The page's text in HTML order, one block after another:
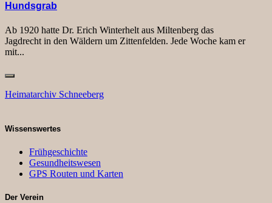
Hundsgrab
Ab 1920 hatte Dr. Erich Winterhelt aus Miltenberg das
Jagdrecht in den Wäldern um Zittenfelden. Jede Woche kam er
mit...
Heimatarchiv Schneeberg
Wissenswertes
Frühgeschichte
Gesundheitswesen
GPS Routen und Karten
Der Verein